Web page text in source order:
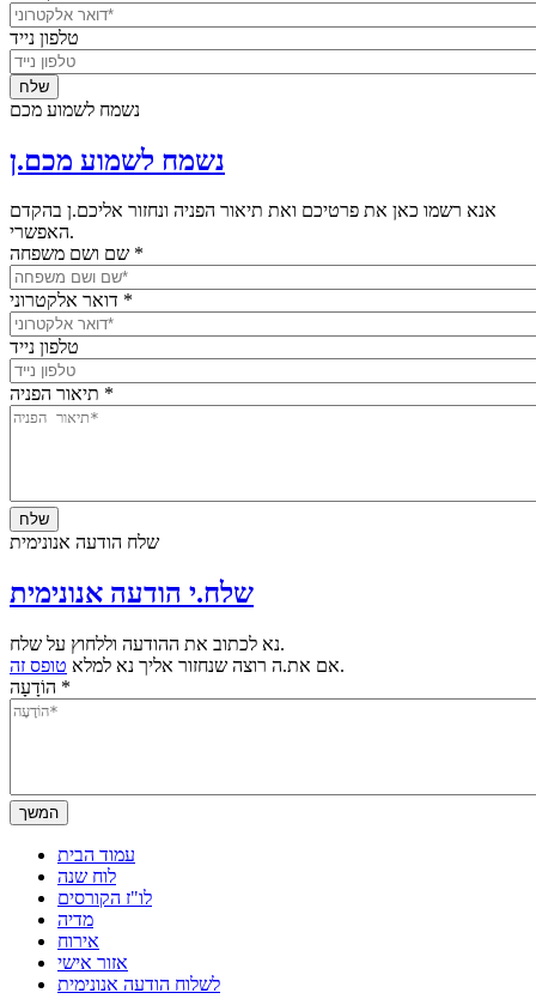
טלפון נייד
נשמח לשמוע מכם
נשמח לשמוע מכם.ן
אנא רשמו כאן את פרטיכם ואת תיאור הפניה ונחזור אליכם.ן בהקדם
האפשרי.
*
*
טלפון נייד
*
שלח הודעה אנונימית
שלח.י הודעה אנונימית
נא לכתוב את ההודעה וללחוץ על שלח.
אם את.ה רוצה שנחזור אליך נא למלא טופס זה
.
*
עמוד הבית
לוח שנה
לו"ז הקורסים
מדיה
אירוח
אזור אישי
לשלוח הודעה אנונימית